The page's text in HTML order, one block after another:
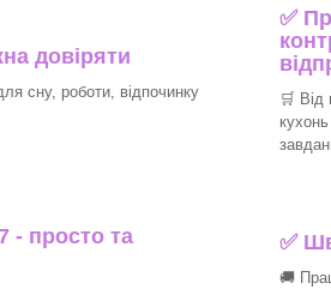
довіряти
сну, роботи, відпочинку
✅
🛒 Від
- просто та
✅
🚚